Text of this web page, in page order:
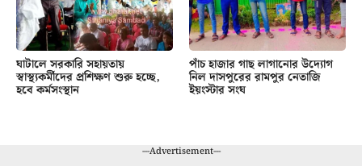
ঘাটালে সরকারি সহায়তায়
স্বাস্থ্যকর্মীদের প্রশিক্ষণ শুরু হচ্ছে,
হবে কর্মসংস্থান
পাঁচ হাজার গাছ লাগানোর উদ্যোগ
নিল দাসপুরের রামপুর নেতাজি
ইয়ংস্টার সংঘ
---Advertisement---